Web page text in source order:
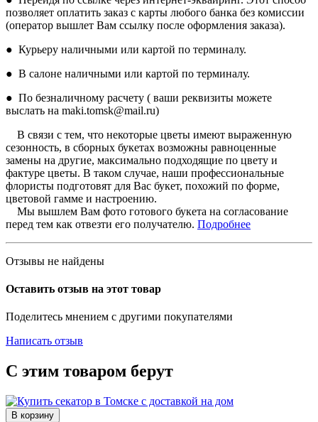
позволяет оплатить заказ с карты любого банка без комиссии
(оператор вышлет Вам ссылку после оформления заказа).
● Курьеру наличными или картой по терминалу.
● В салоне наличными или картой по терминалу.
● По безналичному расчету ( ваши реквизиты можете
выслать на maki.tomsk@mail.ru)
В связи с тем, что некоторые цветы имеют выраженную
сезонность, в сборных букетах возможны равноценные
замены на другие, максимально подходящие по цвету и
фактуре цветы. В таком случае, наши профессиональные
флористы подготовят для Вас букет, похожий по форме,
цветовой гамме и настроению.
Мы вышлем Вам фото готового букета на согласование
перед тем как отвезти его получателю. Подробнее
Отзывы не найдены
Оставить отзыв на этот товар
Поделитесь мнением с другими покупателями
Написать отзыв
С этим товаром берут
В корзину